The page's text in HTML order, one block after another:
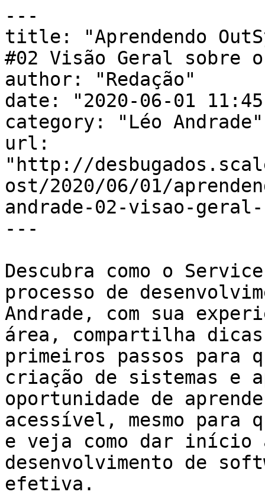
---
title: "Aprendendo
#02 Visão Geral sobre
author: "Redação"
date: "2020-06-01
category: "Léo Andrade"
url:
"http://
ost/2020/06/01/
andrade-02-visao-
---
Descubra como o
processo de
Andrade, com sua
área, compartilha
primeiros passos para
criação de sistemas e
oportunidade de
acessível, mesmo para
e veja como dar início
desenvolvimento de
efetiva.